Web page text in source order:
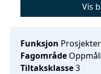
Vis
Funksjon
Fagområde
Tiltaksklasse3